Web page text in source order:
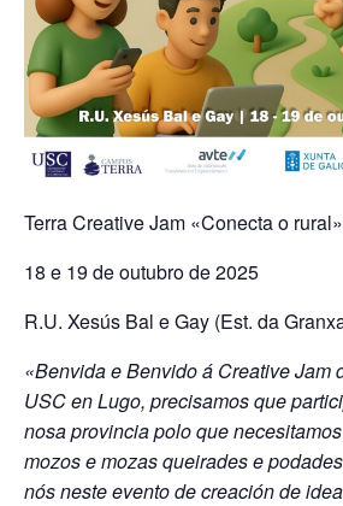
Terra Creative Jam «Conecta o rural»
18 e 19 de outubro de 2025
R.U. Xesús Bal e Gay (Est. da
«Benvida e Benvido á Creative Jam
USC en Lugo, precisamos que
nosa provincia polo que
mozos e mozas queirades e
nós neste evento de creación de